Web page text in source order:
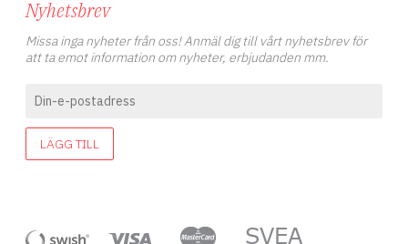
Nyhetsbrev
Missa inga nyheter från oss! Anmäl dig till vårt nyhetsbrev för
att ta emot information om nyheter, erbjudanden mm.
LÄGG TILL